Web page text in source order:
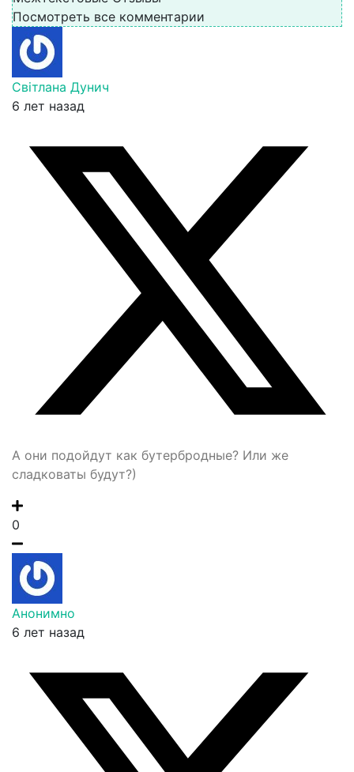
Посмотреть все комментарии
Світлана Дунич
6 лет назад
А они подойдут как бутербродные? Или же
сладковаты будут?)
0
Анонимно
6 лет назад